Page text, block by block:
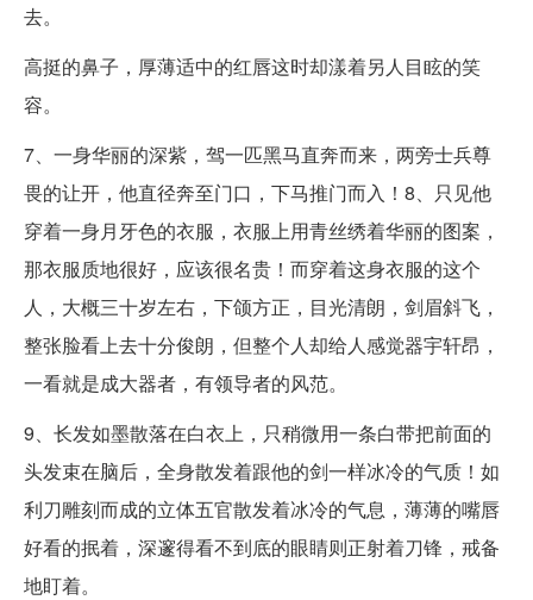
去。
高挺的鼻子，厚薄适中的红唇这时却漾着另人目眩的笑
容。
7、一身华丽的深紫，驾一匹黑马直奔而来，两旁士兵尊
畏的让开，他直径奔至门口，下马推门而入！8、只见他
穿着一身月牙色的衣服，衣服上用青丝绣着华丽的图案，
那衣服质地很好，应该很名贵！而穿着这身衣服的这个
人，大概三十岁左右，下颌方正，目光清朗，剑眉斜飞，
整张脸看上去十分俊朗，但整个人却给人感觉器宇轩昂，
一看就是成大器者，有领导者的风范。
9、长发如墨散落在白衣上，只稍微用一条白带把前面的
头发束在脑后，全身散发着跟他的剑一样冰冷的气质！如
利刀雕刻而成的立体五官散发着冰冷的气息，薄薄的嘴唇
好看的抿着，深邃得看不到底的眼睛则正射着刀锋，戒备
地盯着。